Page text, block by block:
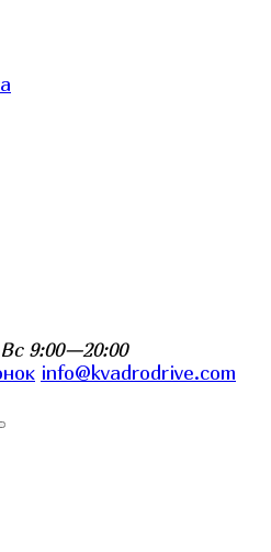
9:00—20:00
info@kvadrodrive.com